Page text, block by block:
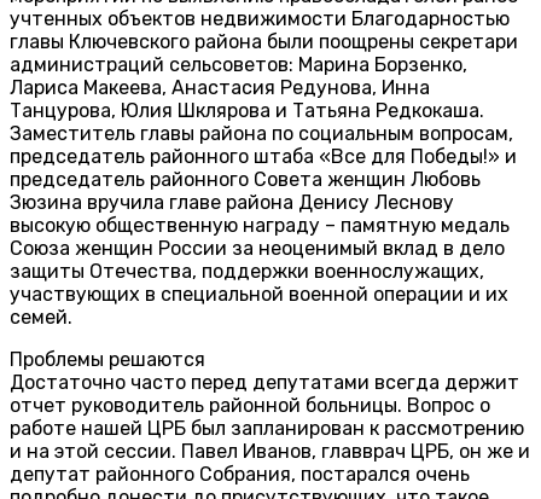
учтенных объектов недвижимости Благодарностью
главы Ключевского района были поощрены секретари
администраций сельсоветов: Марина Борзенко,
Лариса Макеева, Анастасия Редунова, Инна
Танцурова, Юлия Шклярова и Татьяна Редкокаша.
Заместитель главы района по социальным вопросам,
председатель районного штаба «Все для Победы!» и
председатель районного Совета женщин Любовь
Зюзина вручила главе района Денису Леснову
высокую общественную награду – памятную медаль
Союза женщин России за неоценимый вклад в дело
защиты Отечества, поддержки военнослужащих,
участвующих в специальной военной операции и их
семей.
Проблемы решаются
Достаточно часто перед депутатами всегда держит
отчет руководитель районной больницы. Вопрос о
работе нашей ЦРБ был запланирован к рассмотрению
и на этой сессии. Павел Иванов, главврач ЦРБ, он же и
депутат районного Собрания, постарался очень